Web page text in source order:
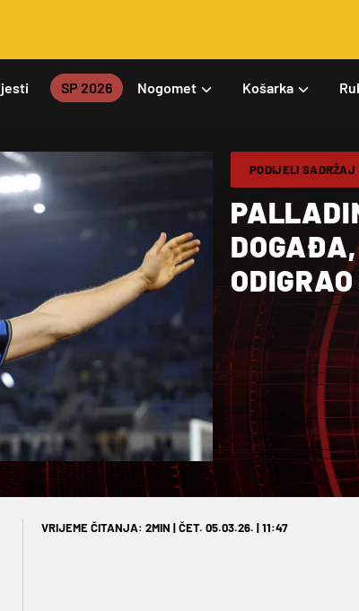
SP 2026 Nogomet Košarka
PODIJELI SADRŽAJ
VRIJEME ČITANJA: 2MIN | ČET. 05.03.26. | 11:47